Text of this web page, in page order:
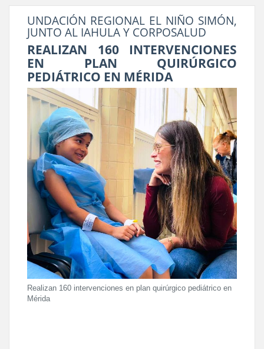
UNDACIÓN REGIONAL EL NIÑO SIMÓN,
JUNTO AL IAHULA Y CORPOSALUD
REALIZAN 160 INTERVENCIONES
EN PLAN QUIRÚRGICO
PEDIÁTRICO EN MÉRIDA
Realizan 160 intervenciones en plan quirúrgico pediátrico en
Mérida